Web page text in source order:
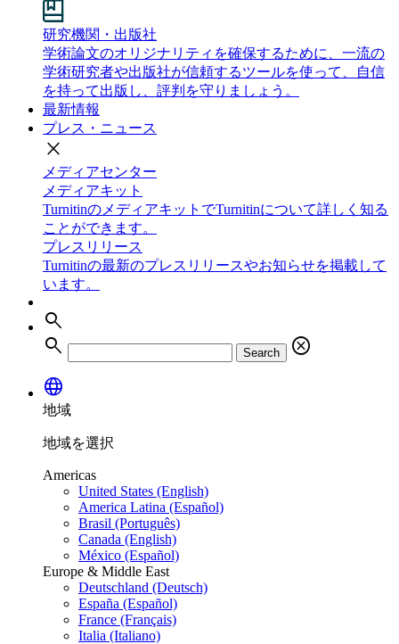
研究機関・出版社
学術論文のオリジナリティを確保するために、一流の
学術研究者や出版社が信頼するツールを使って、自信
を持って出版し、評判を守りましょう。
最新情報
プレス・ニュース
close
メディアセンター
メディアキット
TurnitinのメディアキットでTurnitinについて詳しく知る
ことができます。
プレスリリース
Turnitinの最新のプレスリリースやお知らせを掲載して
います。
search
search
Search
cancel
language
地域
地域を選択
Americas
United States (English)
America Latina (Español)
Brasil (Português)
Canada (English)
México (Español)
Europe & Middle East
Deutschland (Deutsch)
España (Español)
France (Français)
Italia (Italiano)